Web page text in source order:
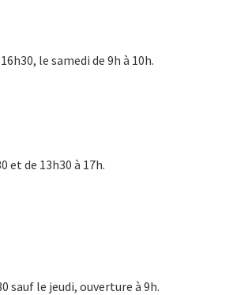
le samedi de 9h à 10h.
et de 13h30 à 17h.
sauf le jeudi, ouverture à 9h.